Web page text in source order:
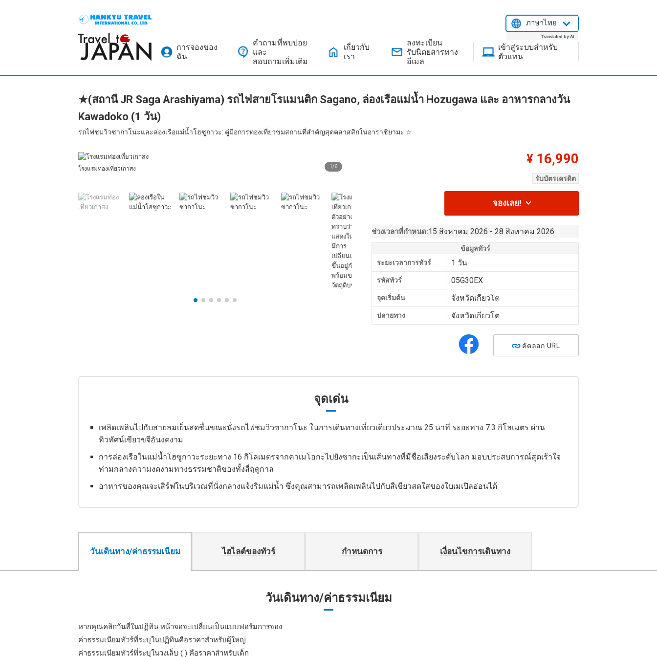
การจองของ
ฉัน
คำถามที่พบบ่อย
และ
สอบถามเพิ่มเติม
เกี่ยวกับ
เรา
ลงทะเบียน
รับนิตยสารทาง
อีเมล
เข้าสู่ระบบสำหรับ
ตัวแทน
★(สถานี JR Saga Arashiyama) รถไฟสายโรแมนติก Sagano, ล่องเรือแม่น้ำ Hozugawa และ อาหารกลางวัน
Kawadoko (1 วัน)
รถไฟชมวิวซากาโนะและล่องเรือแม่น้ำโฮซูกาวะ: คู่มือการท่องเที่ยวชมสถานที่สำคัญสุดคลาสสิกในอาราชิยามะ ☆
1 /6
โรงแรมท่องเที่ยวเกาสง
¥ 16,990
รับบัตรเครดิต
จองเลย!
ช่วงเวลาที่กำหนด:15 สิงหาคม 2026 - 28 สิงหาคม 2026
ข้อมูลทัวร์
ระยะเวลาการทัวร์
1 วัน
รหัสทัวร์ 05G30EX
จุดเริ่มต้น จังหวัดเกียวโต
ปลายทาง จังหวัดเกียวโต
คัดลอก URL
จุดเด่น
เพลิดเพลินไปกับสายลมเย็นสดชื่นขณะนั่งรถไฟชมวิวซากาโนะ ในการเดินทางเที่ยวเดียวประมาณ 25 นาที ระยะทาง 7.3 กิโลเมตร ผ่าน
ทิวทัศน์เขียวขจีอันงดงาม
การล่องเรือในแม่น้ำโฮซูกาวะระยะทาง 16 กิโลเมตรจากคาเมโอกะไปยังซากะเป็นเส้นทางที่มีชื่อเสียงระดับโลก มอบประสบการณ์สุดเร้าใจ
ท่ามกลางความงดงามทางธรรมชาติของทั้งสี่ฤดูกาล
อาหารของคุณจะเสิร์ฟในบริเวณที่นั่งกลางแจ้งริมแม่น้ำ ซึ่งคุณสามารถเพลิดเพลินไปกับสีเขียวสดใสของใบเมเปิลอ่อนได้
วันเดินทาง/ค่าธรรมเนียม ไฮไลต์ของทัวร์ กำหนดการ เงื่อนไขการเดินทาง
วันเดินทาง/ค่าธรรมเนียม
หากคุณคลิกวันที่ในปฏิทิน หน้าจอจะเปลี่ยนเป็นแบบฟอร์มการจอง
ค่าธรรมเนียมทัวร์ที่ระบุในปฏิทินคือราคาสำหรับผู้ใหญ่
ค่าธรรมเนียมทัวร์ที่ระบุในวงเล็บ ( ) คือราคาสำหรับเด็ก
ไอคอน
ภาษาไทย
Translated by AI